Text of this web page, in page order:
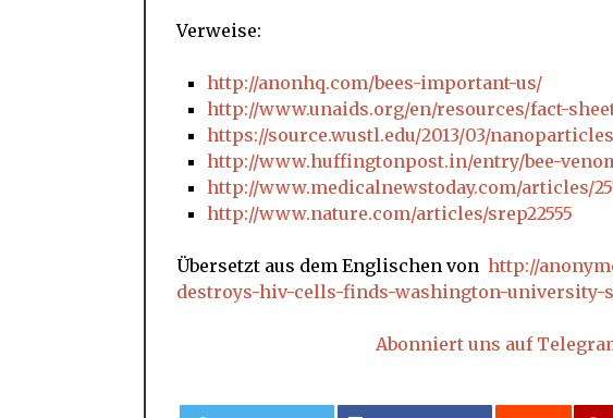
Verweise:
http://anonhq.com/bees-important-us/
http://www.unaids.org/en/resources/fact-
https://source.wustl.edu/2013/03/
http://www.huffingtonpost.in/entry/bee-
http://www.medicalnewstoday.com/articles/
http://www.nature.com/articles/srep22555
Übersetzt aus dem Englischen von http://
destroys-hiv-cells-finds-washington-university-
Abonniert uns auf